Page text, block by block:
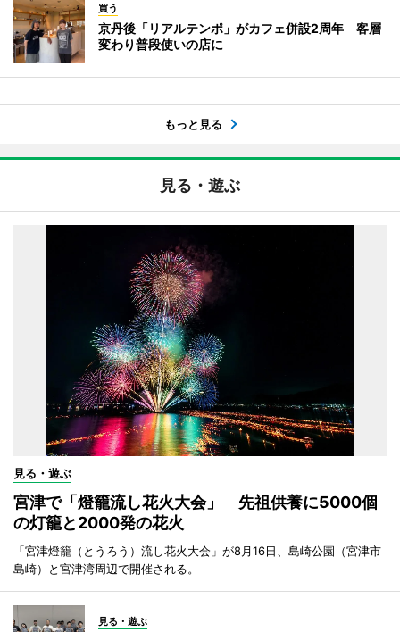
買う
京丹後「リアルテンポ」がカフェ併設2周年 客層
変わり普段使いの店に
もっと見る
見る・遊ぶ
見る・遊ぶ
宮津で「燈籠流し花火大会」 先祖供養に5000個
の灯籠と2000発の花火
「宮津燈籠（とうろう）流し花火大会」が8月16日、島崎公園（宮津市
島崎）と宮津湾周辺で開催される。
見る・遊ぶ